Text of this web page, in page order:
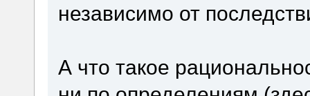
независимо от
А что такое